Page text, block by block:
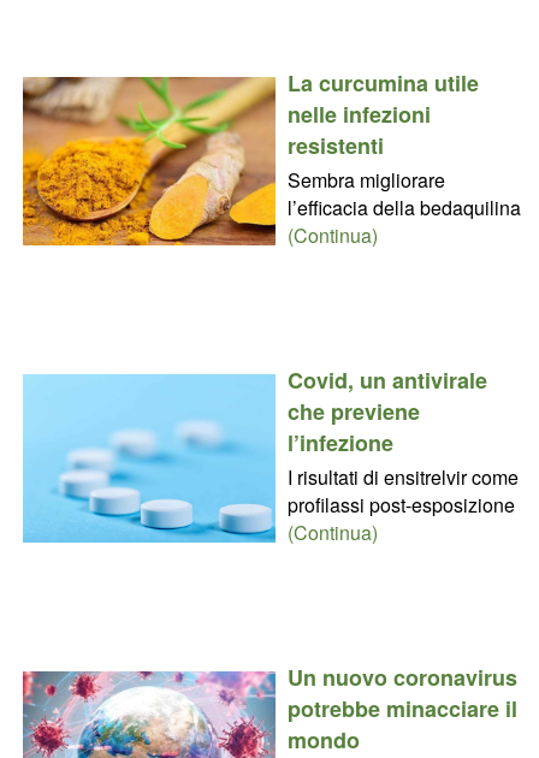
La curcumina utile
nelle infezioni
resistenti
Sembra migliorare
l’efficacia della bedaquilina
(Continua)
Covid, un antivirale
che previene
l’infezione
I risultati di ensitrelvir come
profilassi post-esposizione
(Continua)
Un nuovo coronavirus
potrebbe minacciare il
mondo